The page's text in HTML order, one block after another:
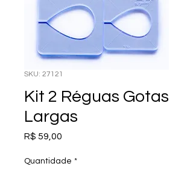
SKU: 27121
Kit 2 Réguas Gotas
Largas
R$ 59,00
Quantidade *